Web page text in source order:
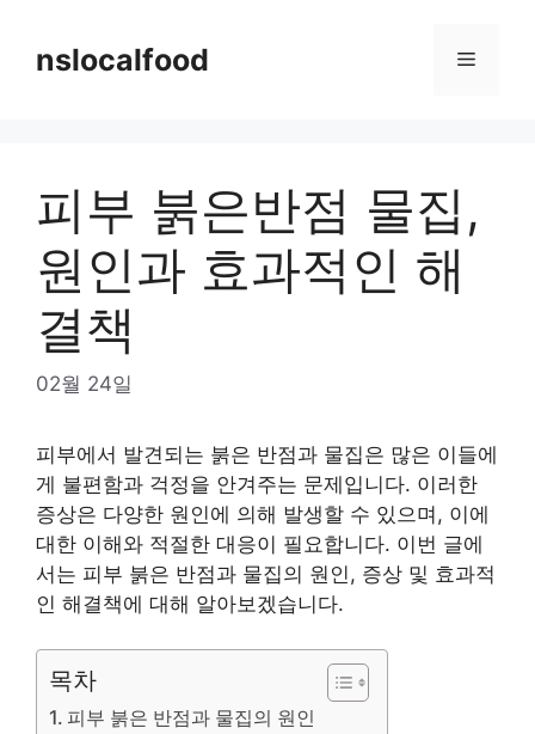
contentnslocalfood Menu
피부 붉은반점 물집,
원인과 효과적인 해
결책
02월 24일
피부에서 발견되는 붉은 반점과 물집은 많은 이들에
게 불편함과 걱정을 안겨주는 문제입니다. 이러한
증상은 다양한 원인에 의해 발생할 수 있으며, 이에
대한 이해와 적절한 대응이 필요합니다. 이번 글에
서는 피부 붉은 반점과 물집의 원인, 증상 및 효과적
인 해결책에 대해 알아보겠습니다.
목차
피부 붉은 반점과 물집의 원인